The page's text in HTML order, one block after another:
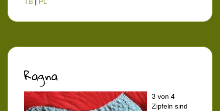
TB | PL
Ragna
3 von 4
Zipfeln sind